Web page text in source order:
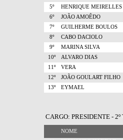
5º
HENRIQUE MEIRELLES
6º
JOÃO AMOÊDO
7º
GUILHERME BOULOS
8º
CABO DACIOLO
9º
MARINA SILVA
10º
ALVARO DIAS
11º
VERA
12º
JOÃO GOULART FILHO
13º
EYMAEL
CARGO: PRESIDENTE - 2º
NOME